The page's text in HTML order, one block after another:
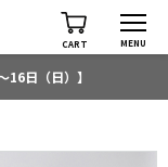
CART MENU
日（日）】